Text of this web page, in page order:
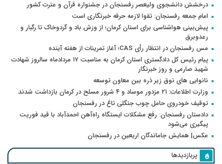
درخشش دانشجوی ولیعصر رفسنجان در جشنواره قرآن و عترت کشور
امام جمعه رفسنجان: تقوا لازمه حرفه خبرنگاری است
پیش‌بینی هواشناسی برای استان کرمان؛ از وزش باد و گردوخاک تا رگبار و
رعدوبرق
مس رفسنجان در انتظار رأی CAS؛ آغاز تمرینات از هفته آینده
پیام رئیس کل دادگستری استان کرمان به مناسبت ۱۷ مردادماه سالروز شهادت
شهید صارمی و روز خبرنگار
نانوایی های نوق زیر ذره بین معاون توسعه
وزارت اطلاعات: ۲۱ مزدور موساد و ۴ شرور مسلح در کرمان بازداشت شدند
توقیف خودروی حامل چوب جنگلی تاغ در رفسنجان
دادستان رفسنجان: رفع مشکلات ایستگاه راه‌آهن احمدآباد با قید فوریت
پیگیری می‌شود
عکس| همایش جاماندگان اربعین در رفسنجان
پربازدیدها